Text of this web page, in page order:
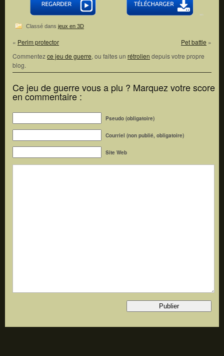
Classé dans jeux en 3D
« Perim protector Pet battle »
Commentezce jeu de guerre, ou faites un rétrolien depuis votre propre
blog.
Ce jeu de guerre vous a plu ? Marquez votre score
en commentaire :
Pseudo (obligatoire)
Courriel (non publié, obligatoire)
Site Web